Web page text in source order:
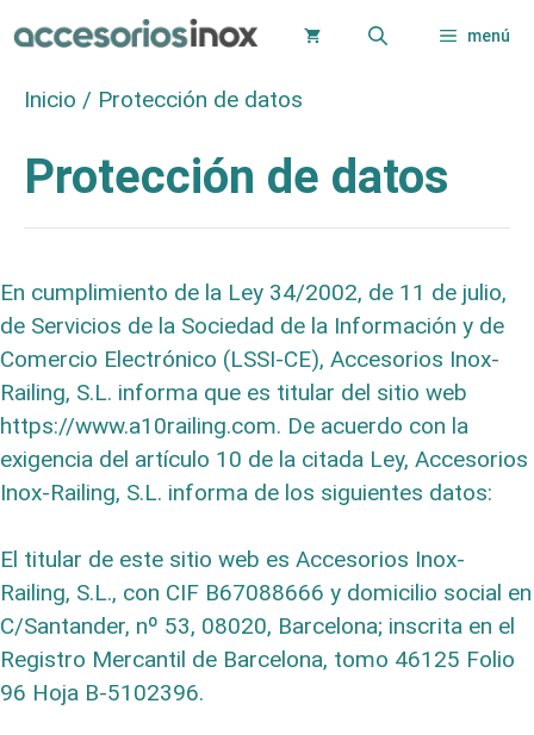
al
menú
Inicio / Protección de datos
Protección de datos
En cumplimiento de la Ley 34/2002, de 11 de julio,
de Servicios de la Sociedad de la Información y de
Comercio Electrónico (LSSI-CE), Accesorios Inox-
Railing, S.L. informa que es titular del sitio web
https://www.a10railing.com. De acuerdo con la
exigencia del artículo 10 de la citada Ley, Accesorios
Inox-Railing, S.L. informa de los siguientes datos:
El titular de este sitio web es Accesorios Inox-
Railing, S.L., con CIF B67088666 y domicilio social en
C/Santander, nº 53, 08020, Barcelona; inscrita en el
Registro Mercantil de Barcelona, tomo 46125 Folio
96 Hoja B-5102396.